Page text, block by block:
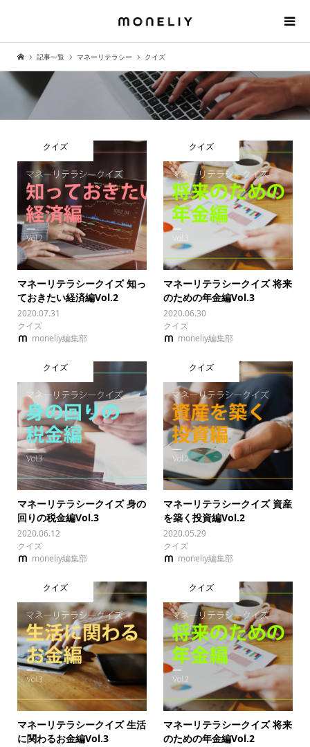
記事一覧 マネーリテラシー クイズ
クイズ
マネーリテラシークイズ 知っ
ておきたい経済編Vol.2
2020.07.31
クイズ
moneliy編集部
クイズ
マネーリテラシークイズ 将来
のための年金編Vol.3
2020.06.30
クイズ
moneliy編集部
クイズ
マネーリテラシークイズ 身の
回りの税金編Vol.3
2020.06.12
クイズ
moneliy編集部
クイズ
マネーリテラシークイズ 資産
を築く投資編Vol.2
2020.05.29
クイズ
moneliy編集部
クイズ
マネーリテラシークイズ 生活
に関わるお金編Vol.3
クイズ
マネーリテラシークイズ 将来
のための年金編Vol.2